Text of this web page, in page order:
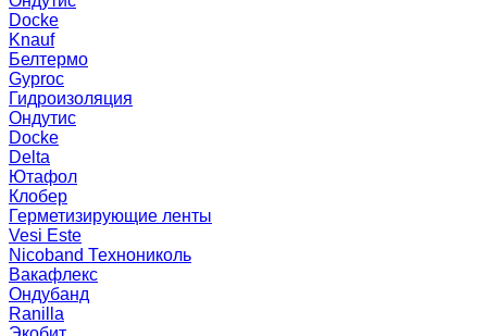
Docke
Knauf
Белтермо
Gyproc
Гидроизоляция
Ондутис
Docke
Delta
Ютафол
Клобер
Герметизирующие ленты
Vesi Este
Nicoband Технониколь
Вакафлекс
Ондубанд
Ranilla